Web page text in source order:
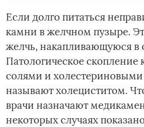
Если долго питаться
камни в желчном пузыре.
желчь, накапливающуюся в
Патологическое
солями и
называют холециститом.
врачи назначают
некоторых случаях